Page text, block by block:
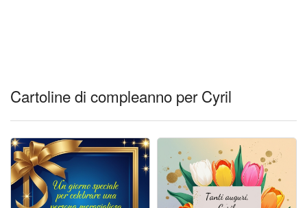
Cartoline giorni settimana
Cartoline musicali
Cartoline animate
Accedi
Cartoline di compleanno per Cyril